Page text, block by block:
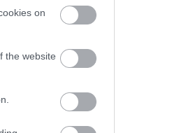
on
the website
Lassuló fejlesztési